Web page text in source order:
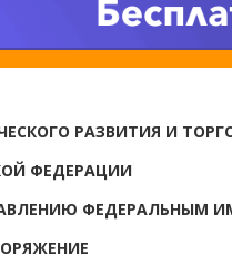
РАЗВИТИЯ И
ФЕДЕРАЦИИ
ФЕДЕРАЛЬНЫМ